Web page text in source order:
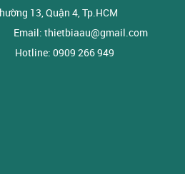
13, Quận 4, Tp.HCM
thietbiaau@gmail.com
0909 266 949